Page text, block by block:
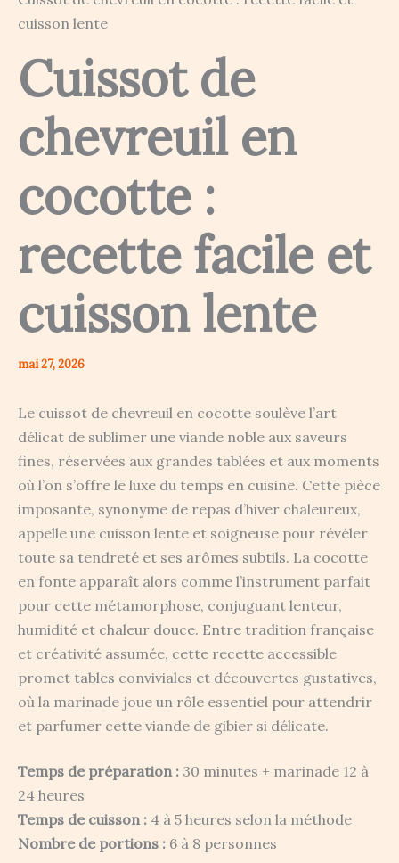
cuisson lente
Cuissot de
chevreuil en
cocotte :
recette facile et
cuisson lente
mai 27, 2026
Le cuissot de chevreuil en cocotte soulève l’art
délicat de sublimer une viande noble aux saveurs
fines, réservées aux grandes tablées et aux moments
où l’on s’offre le luxe du temps en cuisine. Cette pièce
imposante, synonyme de repas d’hiver chaleureux,
appelle une cuisson lente et soigneuse pour révéler
toute sa tendreté et ses arômes subtils. La cocotte
en fonte apparaît alors comme l’instrument parfait
pour cette métamorphose, conjuguant lenteur,
humidité et chaleur douce. Entre tradition française
et créativité assumée, cette recette accessible
promet tables conviviales et découvertes gustatives,
où la marinade joue un rôle essentiel pour attendrir
et parfumer cette viande de gibier si délicate.
Temps de préparation : 30 minutes + marinade 12 à
24 heures
Temps de cuisson : 4 à 5 heures selon la méthode
Nombre de portions : 6 à 8 personnes